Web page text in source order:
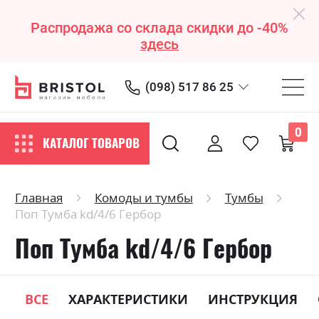
Распродажа со склада скидки до -40%
здесь
(098) 517 86 25
КАТАЛОГ ТОВАРОВ
0
Главная Комоды и тумбы
Тумбы
Поп Тумба kd/4/6 Гербор
Поп Тумба kd/4/6 Гербор
ВСЕ ХАРАКТЕРИСТИКИ ИНСТРУКЦИЯ